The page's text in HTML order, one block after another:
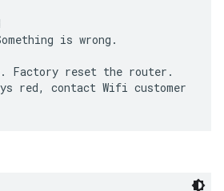
is wrong.
reset the router.
red, contact Wifi customer